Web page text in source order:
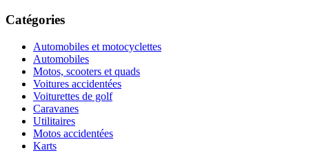
Catégories
Automobiles et motocyclettes
Automobiles
Motos, scooters et quads
Voitures accidentées
Voiturettes de golf
Caravanes
Utilitaires
Motos accidentées
Karts